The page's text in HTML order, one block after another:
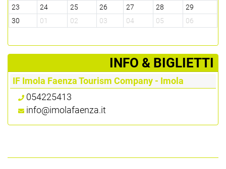
23 24 25 26 27 28
29
30
01 02 03 04 05 06
­INFO & BIGLIETTI
IF Imola Faenza Tourism Company - Imola
054225413
info@imolafaenza.it